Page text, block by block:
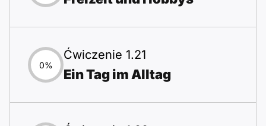
0%
Ćwiczenie 1.21
Ein Tag im Alltag